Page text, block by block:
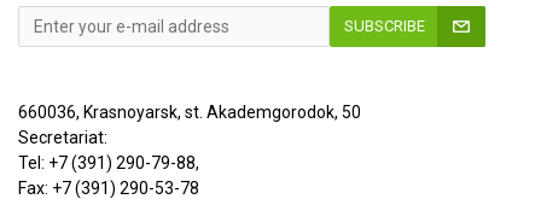
SUBSCRIBE
660036, Krasnoyarsk, st. Akademgorodok, 50
Secretariat:
Tel: +7 (391) 290-79-88,
Fax: +7 (391) 290-53-78